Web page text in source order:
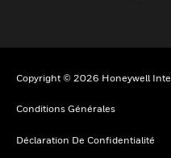
Copyright © 2026 Honeywell
Conditions Générales
Déclaration De Confidentialité